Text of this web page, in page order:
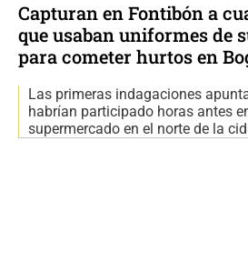
Capturan en Fontibón a
que usaban uniformes de
para cometer hurtos en
Las primeras indagaciones
habrían participado horas antes
supermercado en el norte de la